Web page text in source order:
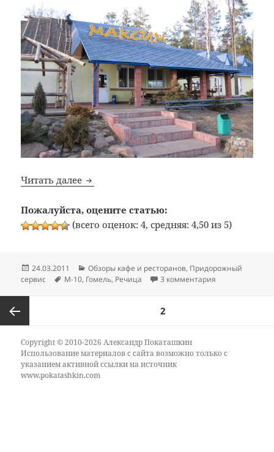
Читать далее Bon Appetit: №12: Кафе «Максим» (трасса
Пожалуйста, оцените статью:
(всего оценок: 4, средняя: 4,50 из 5)
Опубликовано
24.03.2011 Рубрики
Обзоры кафе и ресторанов, Придорожный
сервис
Метки
M-10, Гомель, Речица 3 комментария
записей
Предыдущая
страница
СТРАНИЦА2
Copyright © 2010-2026 Александр Покаташкин
Использование материалов с сайта возможно только с
указанием активной ссылки на источник
www.pokatashkin.com